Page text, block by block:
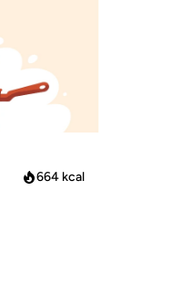
664 kcal